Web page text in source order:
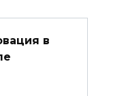
в